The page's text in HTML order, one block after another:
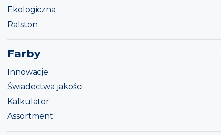
Ekologiczna
Ralston
Farby
Innowacje
Świadectwa jakości
Kalkulator
Assortment